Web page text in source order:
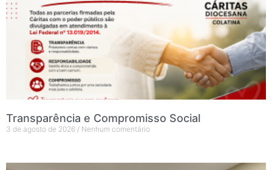
Transparência e Compromisso Social
3 de agosto de 2026 Nenhum comentário